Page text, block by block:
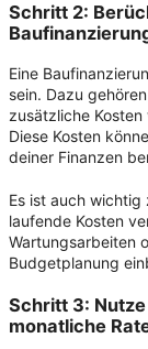
Schritt 2:
Eine
sein. Dazu
zusätzliche
Diese Kosten
deiner Finanzen
Es ist auch
laufende Kosten
Wartungsarbeiten
Budgetplanung
Schritt 3:
monatliche